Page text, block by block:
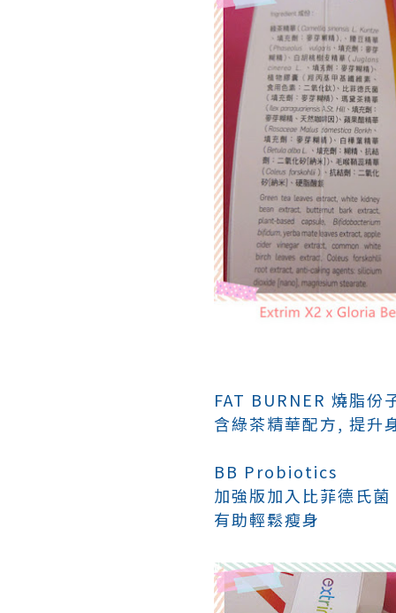
FAT BURNER 燒脂份
含綠茶精華配方, 提升
BB Probiotics
加強版加入比菲德氏
有助輕鬆瘦身